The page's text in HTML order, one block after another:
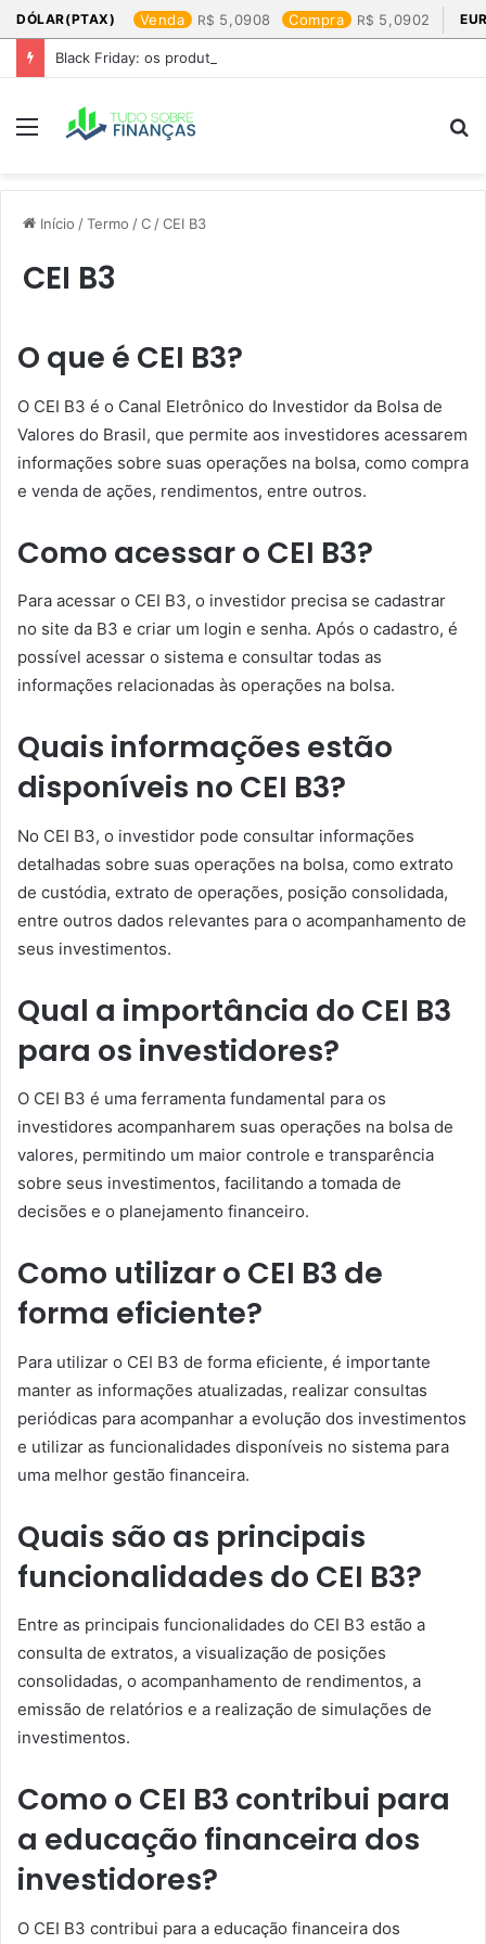
DÓLAR(PTAX) Venda 5,0908 Compra 5,0902
Black Friday: os produtos que mais valem a pena
Menu
Início /Termo /C /CEI B3
CEI B3
O que é CEI B3?
O CEI B3 é o Canal Eletrônico do Investidor da Bolsa de
Valores do Brasil, que permite aos investidores acessarem
informações sobre suas operações na bolsa, como compra
e venda de ações, rendimentos, entre outros.
Como acessar o CEI B3?
Para acessar o CEI B3, o investidor precisa se cadastrar
no site da B3 e criar um login e senha. Após o cadastro, é
possível acessar o sistema e consultar todas as
informações relacionadas às operações na bolsa.
Quais informações estão
disponíveis no CEI B3?
No CEI B3, o investidor pode consultar informações
detalhadas sobre suas operações na bolsa, como extrato
de custódia, extrato de operações, posição consolidada,
entre outros dados relevantes para o acompanhamento de
seus investimentos.
Qual a importância do CEI B3
para os investidores?
O CEI B3 é uma ferramenta fundamental para os
investidores acompanharem suas operações na bolsa de
valores, permitindo um maior controle e transparência
sobre seus investimentos, facilitando a tomada de
decisões e o planejamento financeiro.
Como utilizar o CEI B3 de
forma eficiente?
Para utilizar o CEI B3 de forma eficiente, é importante
manter as informações atualizadas, realizar consultas
periódicas para acompanhar a evolução dos investimentos
e utilizar as funcionalidades disponíveis no sistema para
uma melhor gestão financeira.
Quais são as principais
funcionalidades do CEI B3?
Entre as principais funcionalidades do CEI B3 estão a
consulta de extratos, a visualização de posições
consolidadas, o acompanhamento de rendimentos, a
emissão de relatórios e a realização de simulações de
investimentos.
Como o CEI B3 contribui para
a educação financeira dos
investidores?
O CEI B3 contribui para a educação financeira dos